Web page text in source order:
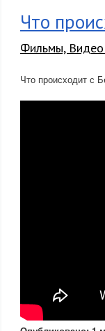
Что
Фильмы, Видео
Что происходит с